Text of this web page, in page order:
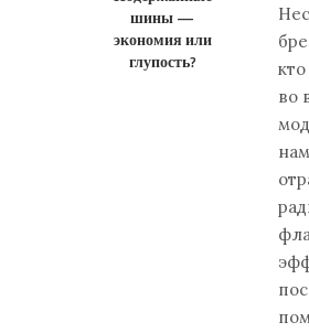
шины —
экономия или
глупость?
во